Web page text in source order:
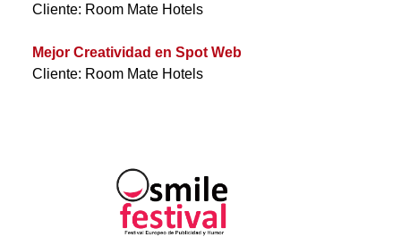
Cliente: Room Mate Hotels
Mejor Creatividad en Spot Web
Cliente: Room Mate Hotels